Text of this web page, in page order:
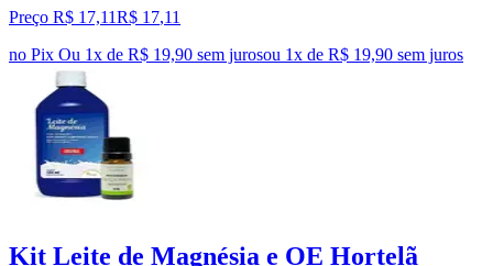
Preço R$ 17,11R$ 17,11
no Pix Ou 1x de R$ 19,90 sem jurosou 1x de R$ 19,90 sem juros
Kit Leite de Magnésia e OE Hortelã